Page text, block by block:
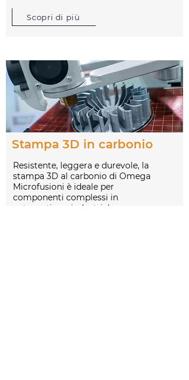
Scopri di più
Stampa 3D in carbonio
Resistente, leggera e durevole, la
stampa 3D al carbonio di Omega
Microfusioni è ideale per
componenti complessi in
automotive e industriale